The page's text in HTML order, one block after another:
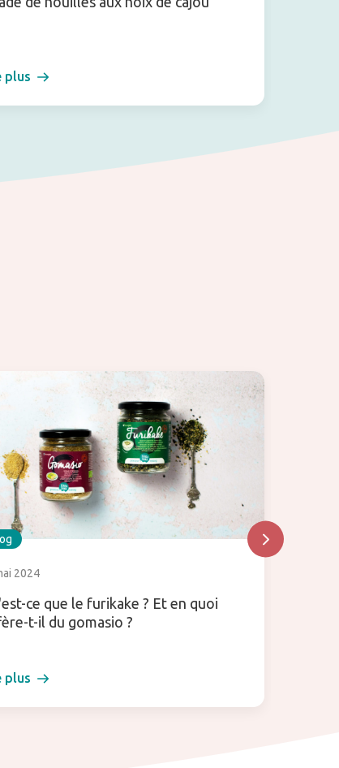
plus
2024
ce que le furikake ? Et en quoi
t-il du gomasio ?
plus